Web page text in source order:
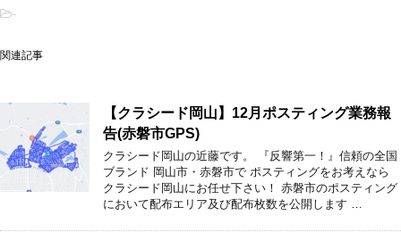
-
関連記事
【クラシード岡山】12月ポスティング業務報
告(赤磐市GPS)
クラシード岡山の近藤です。 『反響第一！』信頼の全国
ブランド 岡山市・赤磐市で ポスティングをお考えなら
クラシード岡山にお任せ下さい！ 赤磐市のポスティング
において配布エリア及び配布枚数を公開します …